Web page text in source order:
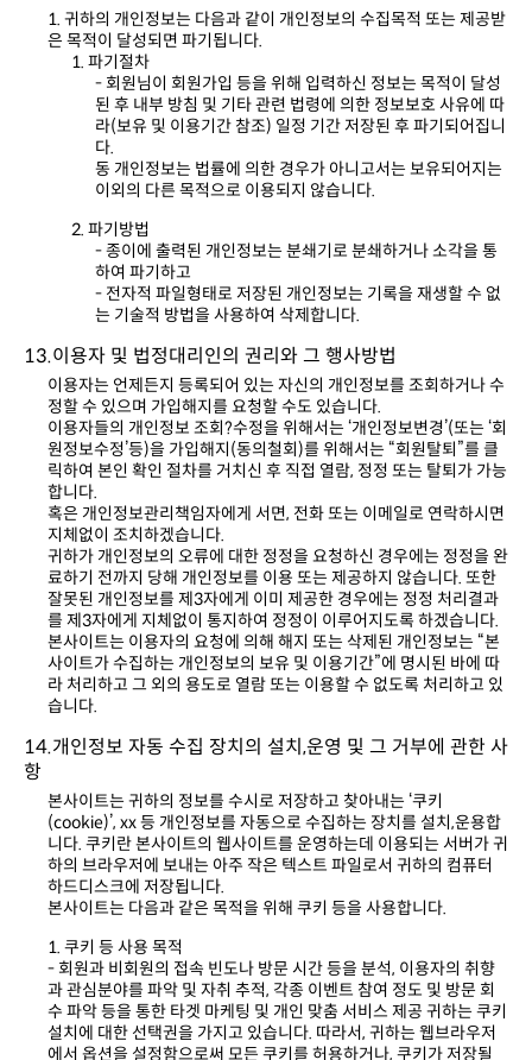
은 목적이 달성되면 파기됩니다.
1. 파기절차
다.
이외의 다른 목적으로 이용되지 않습니다.
2. 파기방법
하여 파기하고
는 기술적 방법을 사용하여 삭제합니다.
13.이용자 및 법정대리인의 권리와 그 행사방법
정할 수 있으며 가입해지를 요청할 수도 있습니다.
합니다.
지체없이 조치하겠습니다.
를 제3자에게 지체없이 통지하여 정정이 이루어지도록 하겠습니다.
습니다.
항
하드디스크에 저장됩니다.
본사이트는 다음과 같은 목적을 위해 쿠키 등을 사용합니다.
1. 쿠키 등 사용 목적